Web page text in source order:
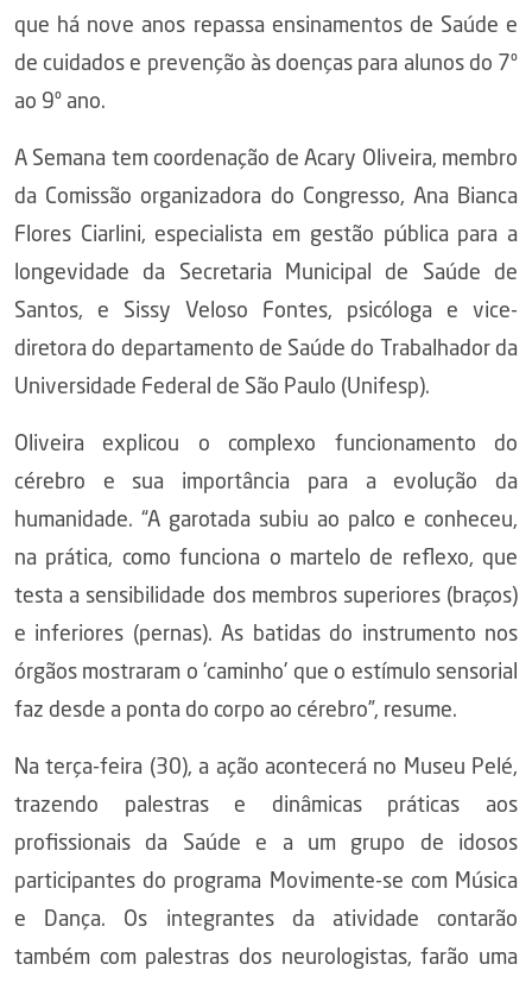
que há nove anos repassa ensinamentos de Saúde e
de cuidados e prevenção às doenças para alunos do 7º
ao 9º ano.
A Semana tem coordenação de Acary Oliveira, membro
da Comissão organizadora do Congresso, Ana Bianca
Flores Ciarlini, especialista em gestão pública para a
longevidade da Secretaria Municipal de Saúde de
Santos, e Sissy Veloso Fontes, psicóloga e vice-
diretora do departamento de Saúde do Trabalhador da
Universidade Federal de São Paulo (Unifesp).
Oliveira explicou o complexo funcionamento do
cérebro e sua importância para a evolução da
humanidade. “A garotada subiu ao palco e conheceu,
na prática, como funciona o martelo de reflexo, que
testa a sensibilidade dos membros superiores (braços)
e inferiores (pernas). As batidas do instrumento nos
órgãos mostraram o ‘caminho’ que o estímulo sensorial
faz desde a ponta do corpo ao cérebro”, resume.
Na terça-feira (30), a ação acontecerá no Museu Pelé,
trazendo palestras e dinâmicas práticas aos
profissionais da Saúde e a um grupo de idosos
participantes do programa Movimente-se com Música
e Dança. Os integrantes da atividade contarão
também com palestras dos neurologistas, farão uma